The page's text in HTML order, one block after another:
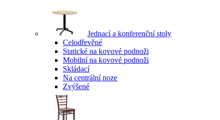
Jednací a konferenční stoly
Celodřevěné
Statické na kovové podnoži
Mobilní na kovové podnoži
Skládací
Na centrální noze
Zvýšené